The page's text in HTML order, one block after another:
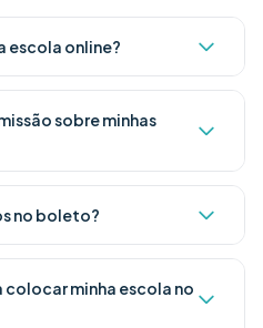
escola online?
sobre minhas
no boleto?
minha escola no